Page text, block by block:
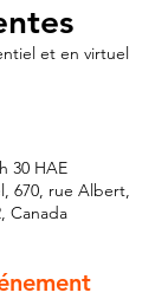
et en virtuel
30 HAE
670, rue Albert,
Canada